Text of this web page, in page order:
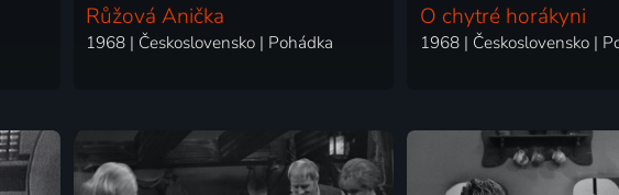
Růžová Anička
1968 | Československo | Pohádka
O chytré horákyni
1968 | Československo |